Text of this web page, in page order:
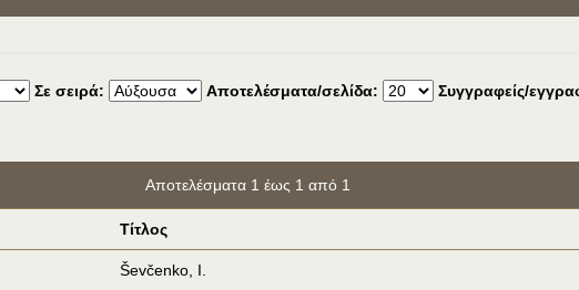
Σε σειρά: Αποτελέσματα/σελίδα: Συγγραφείς/
Αποτελέσματα 1 έως 1 από 1
Τίτλος
Ševčenko, I.